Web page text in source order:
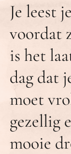
Je leest
voordat
is het
dag dat
moet
gezellig
mooie